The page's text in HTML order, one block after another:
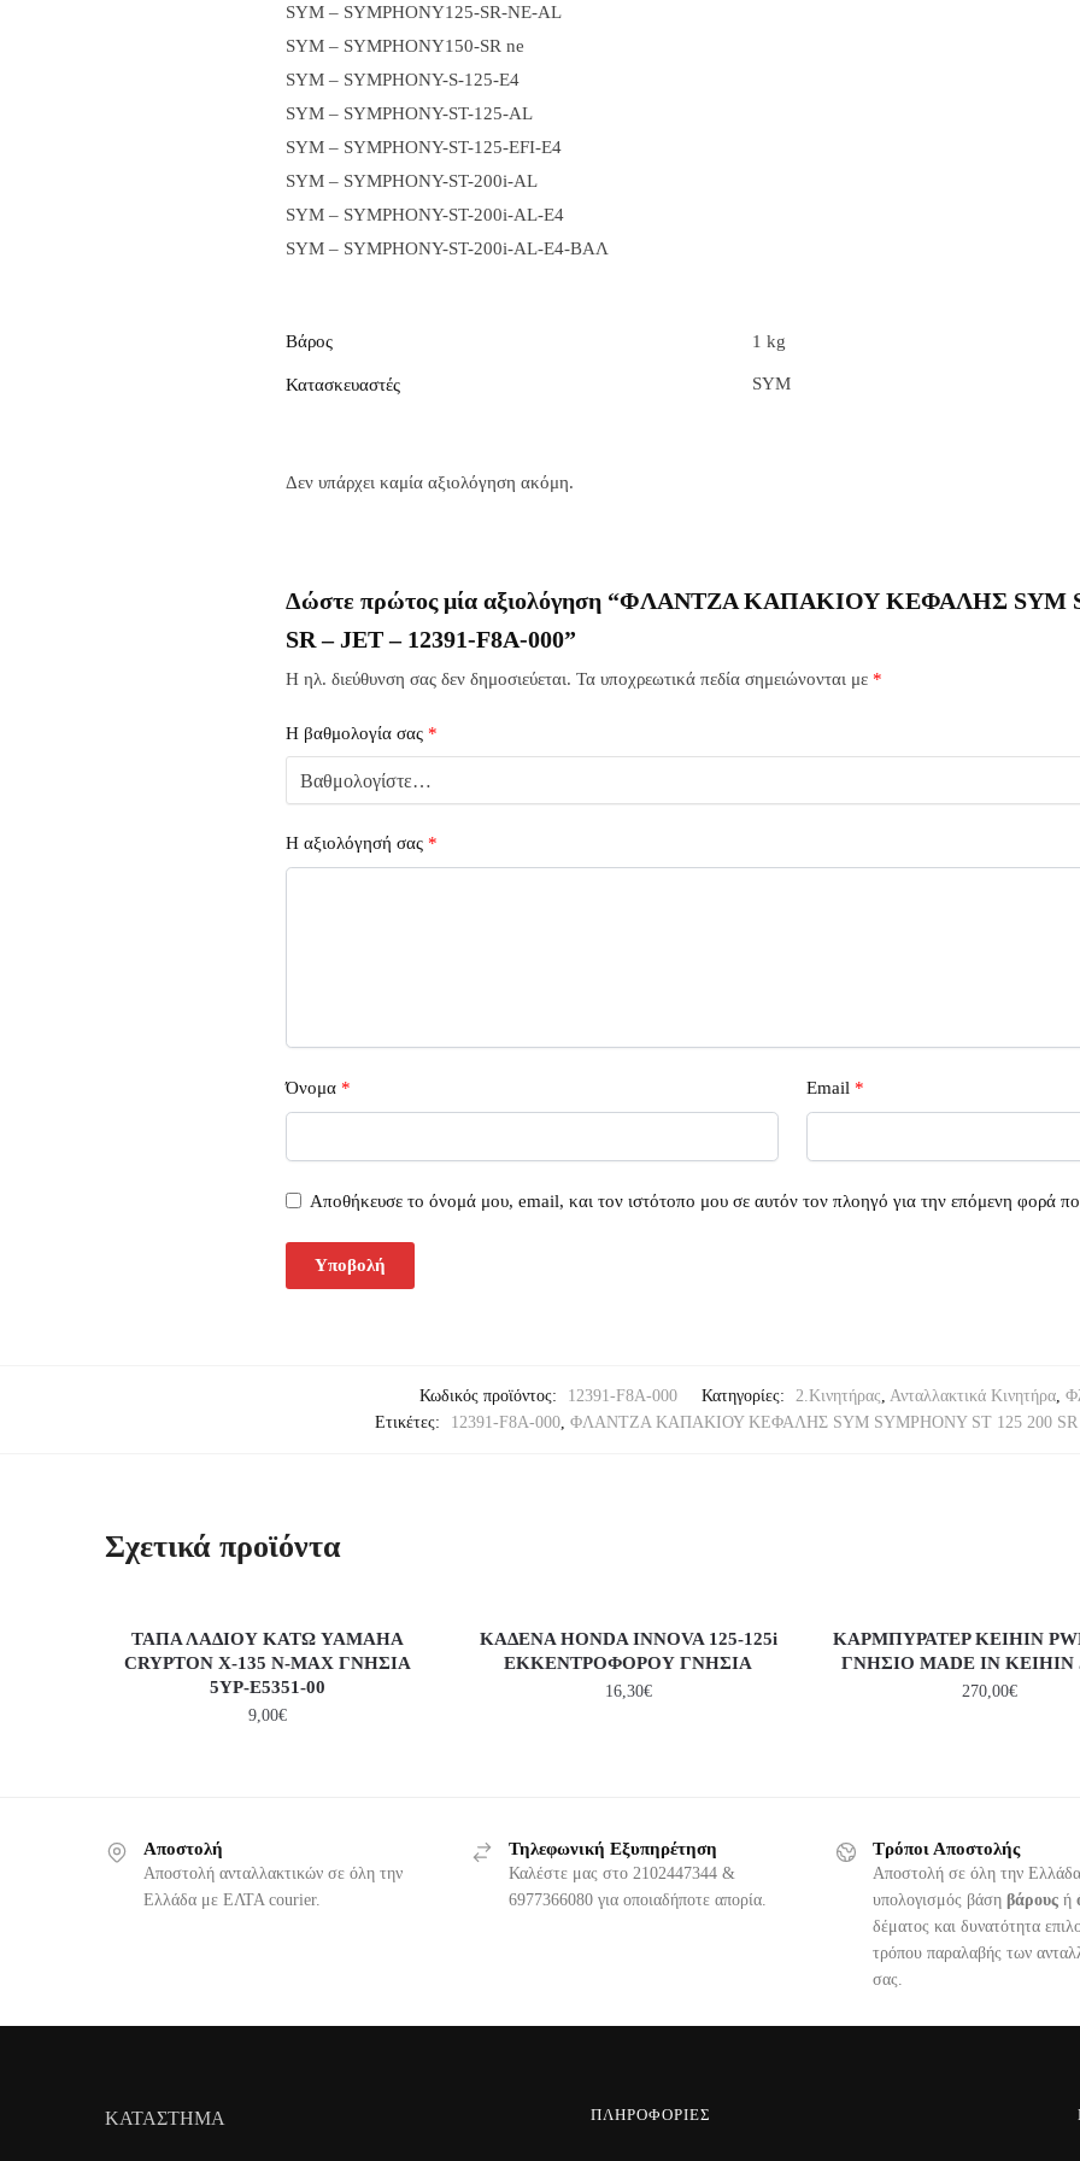
SYM – SYMPHONY125-SR-NE-AL
SYM – SYMPHONY150-SR ne
SYM – SYMPHONY-S-125-E4
SYM – SYMPHONY-ST-125-AL
SYM – SYMPHONY-ST-125-EFI-E4
SYM – SYMPHONY-ST-200i-AL
SYM – SYMPHONY-ST-200i-AL-E4
SYM – SYMPHONY-ST-200i-AL-E4-ΒΑΛ
Βάρος 1 kg
Κατασκευαστές SYM
Δεν υπάρχει καμία αξιολόγηση ακόμη.
Δώστε πρώτος μία αξιολόγηση “ΦΛΑΝΤΖΑ ΚΑΠΑΚΙΟΥ ΚΕΦΑΛΗΣ SYM
SR – JET – 12391-F8A-000”
Η ηλ. διεύθυνση σας δεν δημοσιεύεται. Τα υποχρεωτικά πεδία σημειώνονται με *
Η βαθμολογία σας *
Η αξιολόγησή σας *
Όνομα * Email *
Αποθήκευσε το όνομά μου, email, και τον ιστότοπο μου σε αυτόν τον πλοηγό για την επόμενη φορά
Κωδικός προϊόντος: 12391-F8A-000 Κατηγορίες: 2.Κινητήρας Ανταλλακτικά Κινητήρα
Ετικέτες:
12391-F8A-000, ΦΛΑΝΤΖΑ ΚΑΠΑΚΙΟΥ ΚΕΦΑΛΗΣ SYM SYMPHONY ST 125 200 SR
Σχετικά προϊόντα
ΤΑΠΑ ΛΑΔΙΟΥ ΚΑΤΩ YAMAHA
CRYPTON X-135 N-MAX ΓΝΗΣΙΑ
5YP-E5351-00
9,00€
ΚΑΔΕΝΑ HONDA INNOVA 125-125i
ΕΚΚΕΝΤΡΟΦΟΡΟΥ ΓΝΗΣΙΑ
16,30€
ΚΑΡΜΠΥΡΑΤΕΡ KEIHIN
ΓΝΗΣΙΟ MADE ΙΝ KEIHIN
270,00€
Αποστολή
Αποστολή ανταλλακτικών σε όλη την
Ελλάδα με ΕΛΤΑ courier.
Τηλεφωνική Εξυπηρέτηση
Καλέστε μας στο 2102447344 &
6977366080 για οποιαδήποτε απορία.
Τρόποι Αποστολής
Αποστολή σε όλη την
υπολογισμός βάση βάρους ή
δέματος και δυνατότητα
τρόπου παραλαβής των
σας.
ΚΑΤΑΣΤΗΜΑ ΠΛΗΡΟΦΟΡΊΕΣ